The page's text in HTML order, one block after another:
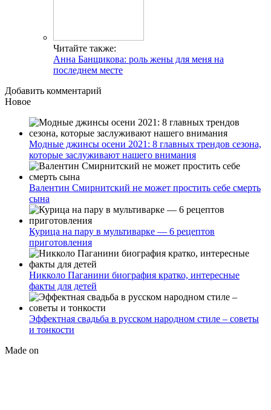
Читайте также:
Анна Банщикова: роль жены для меня на
последнем месте
Добавить комментарий
Новое
Модные джинсы осени 2021: 8 главных трендов сезона,
которые заслуживают нашего внимания
Валентин Смирнитский не может простить себе смерть
сына
Курица на пару в мультиварке — 6 рецептов
приготовления
Никколо Паганини биография кратко, интересные
факты для детей
Эффектная свадьба в русском народном стиле – советы
и тонкости
Made on